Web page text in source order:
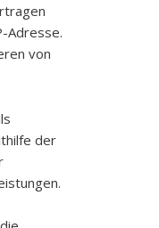
Adresse.
von
der